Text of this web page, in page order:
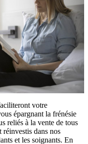
votre
épargnant la frénésie
reliés à la vente de tous
réinvestis dans nos
et les soignants. En